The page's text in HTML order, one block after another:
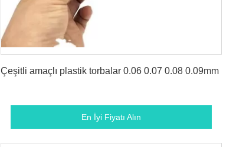
Çeşitli amaçlı plastik torbalar 0.06 0.07 0.08 0.09mm
En İyi Fiyatı Alın